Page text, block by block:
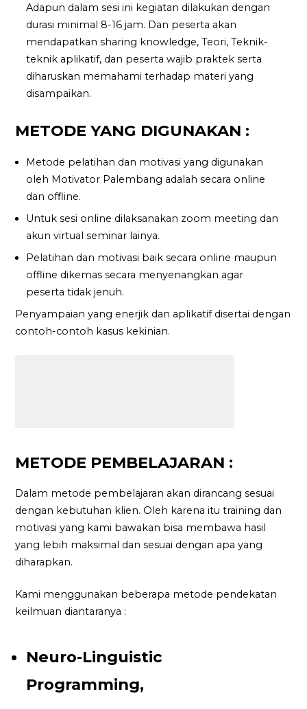
Adapun dalam sesi ini kegiatan dilakukan dengan
durasi minimal 8-16 jam. Dan peserta akan
mendapatkan sharing knowledge, Teori, Teknik-
teknik aplikatif, dan peserta wajib praktek serta
diharuskan memahami terhadap materi yang
disampaikan.
METODE YANG DIGUNAKAN :
Metode pelatihan dan motivasi yang digunakan
oleh Motivator Palembang adalah secara online
dan offline.
Untuk sesi online dilaksanakan zoom meeting dan
akun virtual seminar lainya.
Pelatihan dan motivasi baik secara online maupun
offline dikemas secara menyenangkan agar
peserta tidak jenuh.
Penyampaian yang enerjik dan aplikatif disertai dengan
contoh-contoh kasus kekinian.
METODE PEMBELAJARAN :
Dalam metode pembelajaran akan dirancang sesuai
dengan kebutuhan klien. Oleh karena itu training dan
motivasi yang kami bawakan bisa membawa hasil
yang lebih maksimal dan sesuai dengan apa yang
diharapkan.
Kami menggunakan beberapa metode pendekatan
keilmuan diantaranya :
Neuro-Linguistic
Programming,